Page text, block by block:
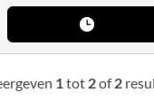
1tot 2of2